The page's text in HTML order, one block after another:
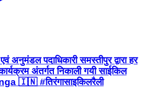
पदाधिकारी समस्तीपुर द्वारा हर
अंतर्गत निकाली गयी साईकिल
🇮🇳 #तिरंगासाइकिलरैली